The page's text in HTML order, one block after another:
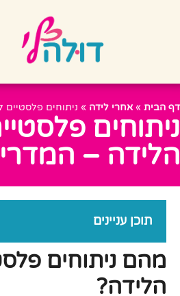
דף הבית » אחרי לידה » ניתוחים
ניתוחים
הלידה –
תוכן עניינים
מהם ניתוחים
הלידה?